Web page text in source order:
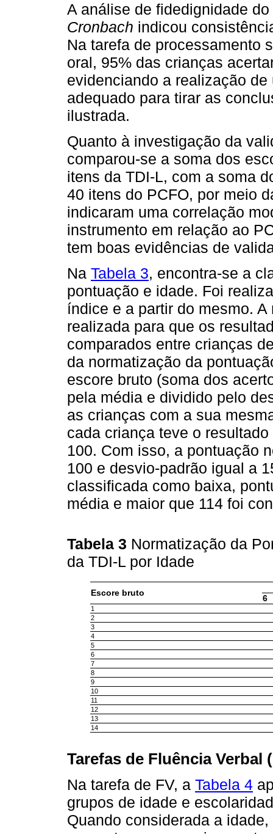
A análise de fidedignidade
Cronbach indicou
Na tarefa de processamento
oral, 95% das crianças
evidenciando a realização
adequado para tirar as
ilustrada.
Quanto à investigação da
comparou-se a soma dos
itens da TDI-L, com a soma
40 itens do PCFO, por meio
indicaram uma correlação
instrumento em relação ao
tem boas evidências de
Na Tabela 3, encontra-se a
pontuação e idade. Foi
índice e a partir do mesmo.
realizada para que os
comparados entre crianças
da normatização da
escore bruto (soma dos
pela média e dividido pelo
as crianças com a sua
cada criança teve o
100. Com isso, a pontuação
100 e desvio-padrão igual a
classificada como baixa,
média e maior que 114 foi
Tabela 3 Normatização da
da TDI-L por Idade
Escore bruto
6
1
2
3
4
5
6
7
8
9
10
11
12
13
14
Tarefas de Fluência Verbal
Na tarefa de FV, a Tabela 4
grupos de idade e
Quando considerada a